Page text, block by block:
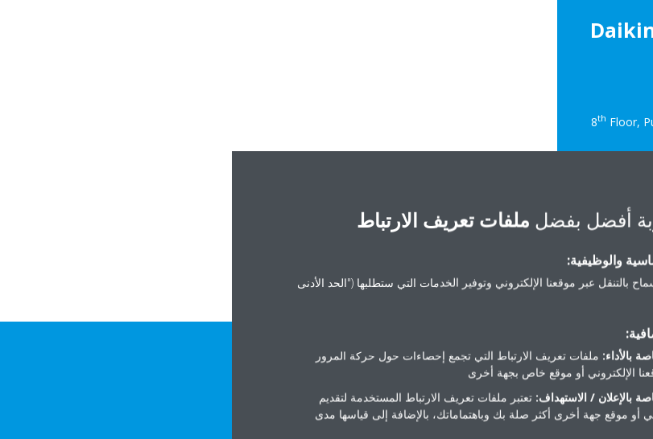
th Floor,
هل تريد مساعدة؟
أفضل بفضل ملفات تعريف الارتباط
والوظيفية:
بالتنقل عبر موقعنا الإلكتروني وتوفير الخدمات التي ستطلبها ("الحد الأدنى
بالأداء: ملفات تعريف الارتباط التي تجمع إحصاءات حول حركة المرور
الإلكتروني أو موقع خاص بجهة أخرى
بالإعلان / الاستهداف: تعتبر ملفات تعريف الارتباط المستخدمة لتقديم
أو موقع جهة أخرى أكثر صلة بك وباهتماماتك، بالإضافة إلى قياسها مدى